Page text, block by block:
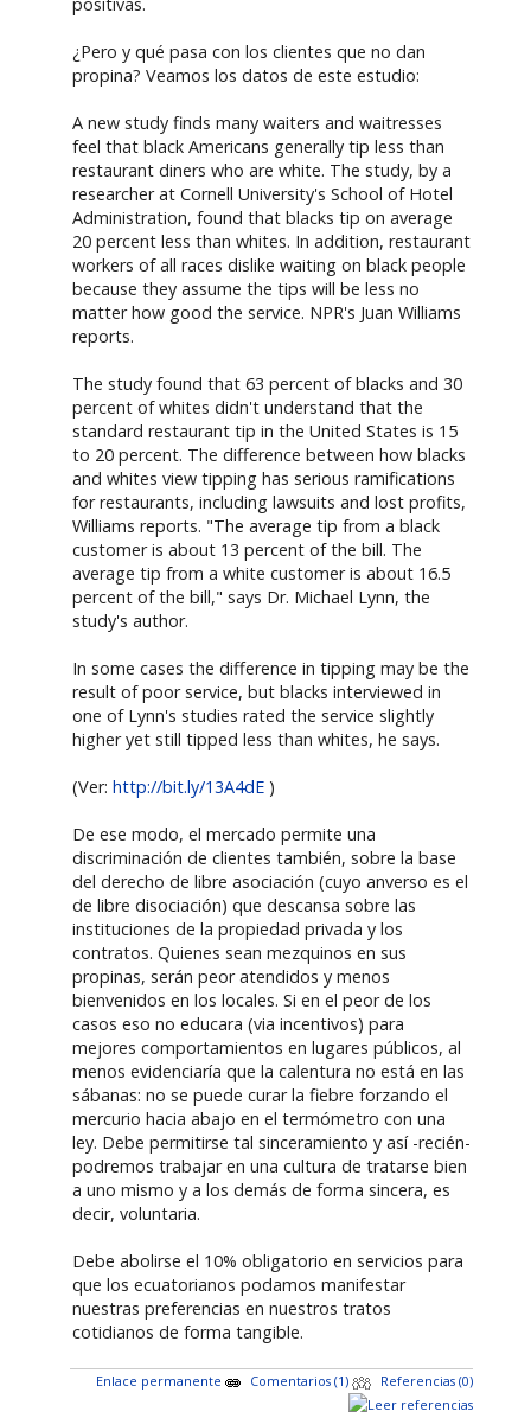
¿Pero y qué pasa con los clientes que no dan
propina? Veamos los datos de este estudio:
A new study finds many waiters and waitresses
feel that black Americans generally tip less than
restaurant diners who are white. The study, by a
researcher at Cornell University's School of Hotel
Administration, found that blacks tip on average
20 percent less than whites. In addition, restaurant
workers of all races dislike waiting on black people
because they assume the tips will be less no
matter how good the service. NPR's Juan Williams
reports.
The study found that 63 percent of blacks and 30
percent of whites didn't understand that the
standard restaurant tip in the United States is 15
to 20 percent. The difference between how blacks
and whites view tipping has serious ramifications
for restaurants, including lawsuits and lost profits,
Williams reports. "The average tip from a black
customer is about 13 percent of the bill. The
average tip from a white customer is about 16.5
percent of the bill," says Dr. Michael Lynn, the
study's author.
In some cases the difference in tipping may be the
result of poor service, but blacks interviewed in
one of Lynn's studies rated the service slightly
higher yet still tipped less than whites, he says.
(Ver:http://bit.ly/13A4dE )
De ese modo, el mercado permite una
discriminación de clientes también, sobre la base
del derecho de libre asociación (cuyo anverso es el
de libre disociación) que descansa sobre las
instituciones de la propiedad privada y los
contratos. Quienes sean mezquinos en sus
propinas, serán peor atendidos y menos
bienvenidos en los locales. Si en el peor de los
casos eso no educara (via incentivos) para
mejores comportamientos en lugares públicos, al
menos evidenciaría que la calentura no está en las
sábanas: no se puede curar la fiebre forzando el
mercurio hacia abajo en el termómetro con una
ley. Debe permitirse tal sinceramiento y así -recién-
podremos trabajar en una cultura de tratarse bien
a uno mismo y a los demás de forma sincera, es
decir, voluntaria.
Debe abolirse el 10% obligatorio en servicios para
que los ecuatorianos podamos manifestar
nuestras preferencias en nuestros tratos
cotidianos de forma tangible.
Enlace permanente Comentarios (1) Referencias (0)